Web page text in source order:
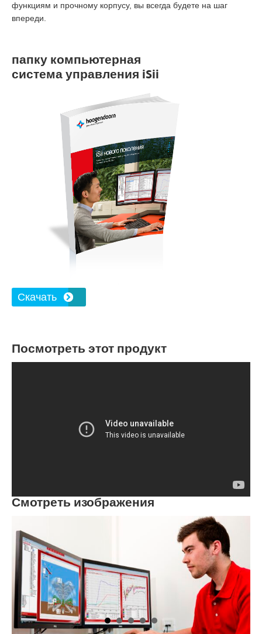
функциям и прочному корпусу, вы всегда будете на шаг
впереди.
папку компьютерная
система управления iSii
Скачать
Посмотреть этот продукт
Смотреть изображения